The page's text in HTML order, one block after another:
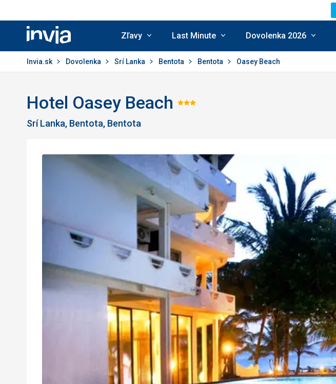
Invia.sk
Zľavy Last Minute Dovolenka 2026
Invia.sk Dovolenka Srí Lanka Bentota Bentota Oasey Beach
Hotel Oasey Beach Hodnotenie:
Srí Lanka, Bentota, Bentota